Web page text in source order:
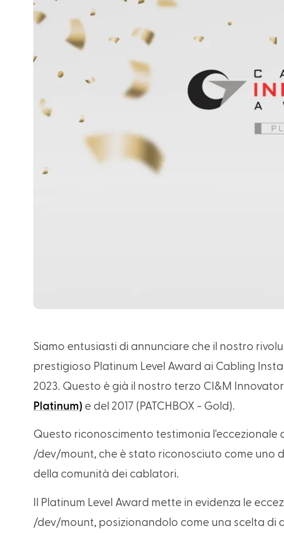
Siamo entusiasti di annunciare che il nostro
prestigioso Platinum Level Award ai Cabling
2023. Questo è già il nostro terzo CI&M
Platinum) e del 2017 (PATCHBOX - Gold).
Questo riconoscimento testimonia l'eccezionale
/dev/mount, che è stato riconosciuto come uno
della comunità dei cablatori.
Il Platinum Level Award mette in evidenza le
/dev/mount, posizionandolo come una scelta di